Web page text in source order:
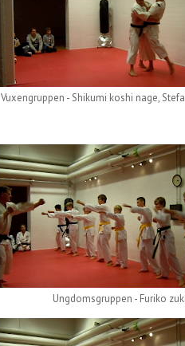
Vuxengruppen - Shikumi koshi nage,
Ungdomsgruppen - Furiko zuki